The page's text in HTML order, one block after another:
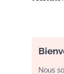
Nous